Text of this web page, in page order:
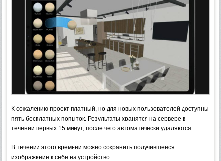
К сожалению проект платный, но для новых пользователей доступны
пять бесплатных попыток. Результаты хранятся на сервере в
течении первых 15 минут, после чего автоматически удаляются.
В течении этого времени можно сохранить получившееся
изображение к себе на устройство.